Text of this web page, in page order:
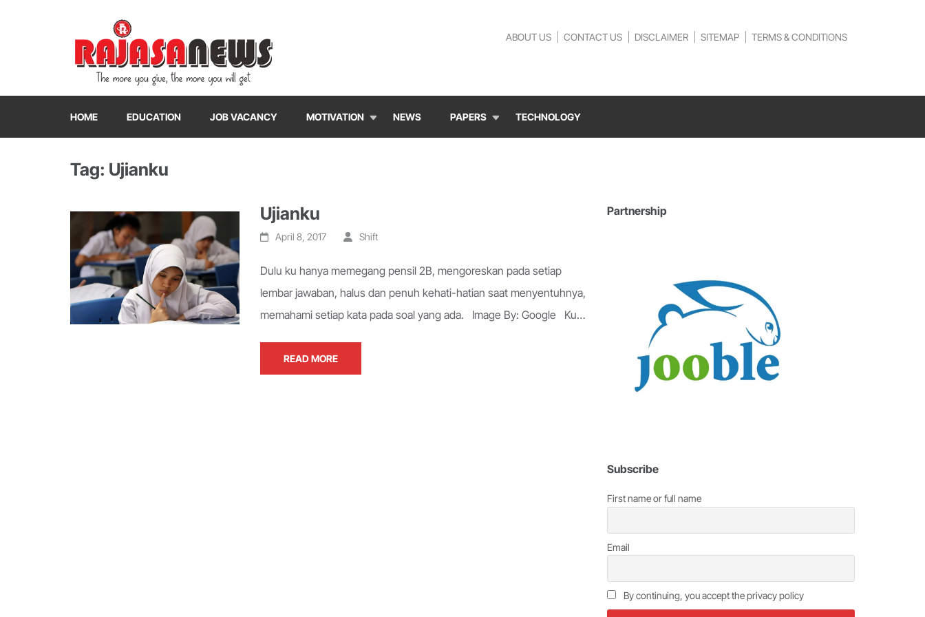
RajasaNews
"The more you give, the more you will get"
ABOUT US CONTACT US DISCLAIMER SITEMAP TERMS & CONDITIONS
HOME EDUCATION JOB VACANCY MOTIVATION NEWS PAPERS TECHNOLOGY
Tag: Ujianku
Ujianku
April 8, 2017 Shift
Dulu ku hanya memegang pensil 2B, mengoreskan pada setiap
lembar jawaban, halus dan penuh kehati-hatian saat menyentuhnya,
memahami setiap kata pada soal yang ada. Image By: Google Ku…
READ MORE
Partnership
Subscribe
First name or full name
Email
By continuing, you accept the privacy policy